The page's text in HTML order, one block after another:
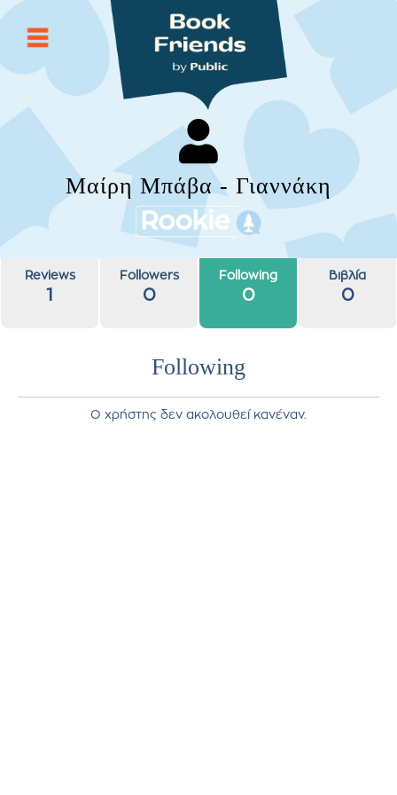
Μαίρη Μπάβα - Γιαννάκη
Reviews
1
Followers
0
Following
0
Βιβλία
0
Following
Ο χρήστης δεν ακολουθεί κανέναν.